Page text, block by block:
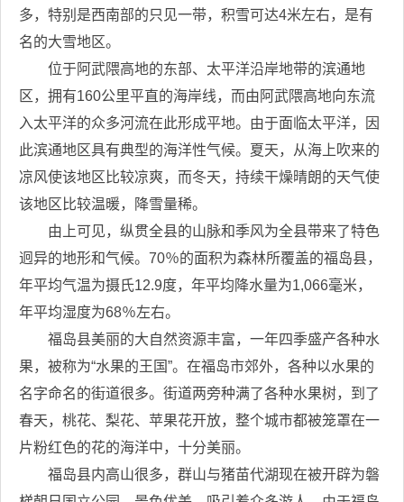
多，特别是西南部的只见一带，积雪可达4米左右，是有
名的大雪地区。
位于阿武隈高地的东部、太平洋沿岸地带的滨通地
区，拥有160公里平直的海岸线，而由阿武隈高地向东流
入太平洋的众多河流在此形成平地。由于面临太平洋，因
此滨通地区具有典型的海洋性气候。夏天，从海上吹来的
凉风使该地区比较凉爽，而冬天，持续干燥晴朗的天气使
该地区比较温暖，降雪量稀。
由上可见，纵贯全县的山脉和季风为全县带来了特色
迥异的地形和气候。70％的面积为森林所覆盖的福岛县，
年平均气温为摄氏12.9度，年平均降水量为1,066毫米，
年平均湿度为68％左右。
福岛县美丽的大自然资源丰富，一年四季盛产各种水
果，被称为“水果的王国”。在福岛市郊外，各种以水果的
名字命名的街道很多。街道两旁种满了各种水果树，到了
春天，桃花、梨花、苹果花开放，整个城市都被笼罩在一
片粉红色的花的海洋中，十分美丽。
福岛县内高山很多，群山与猪苗代湖现在被开辟为磐